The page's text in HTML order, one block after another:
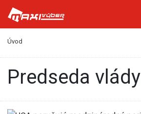
Úvod
predseda vlády